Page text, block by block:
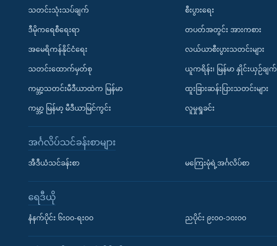
သတင်းသုံးသပ်ချက်
ဒီမိုကရေစီရေးရာ
အမေရိကန်နိုင်ငံရေး
သတင်းထောက်မှတ်စု
ကမ္ဘာ့သတင်းမီဒီယာထဲက မြန်မာ
ကမ္ဘာ့ မြန်မာ့ မီဒီယာမြင်ကွင်း
စီးပွားရေး
တပတ်အတွင်း အားကစား
လယ်ယာစီးပွားသတင်းများ
ယူကရိန်း၊ မြန်မာ နှိုင်းယှဉ်ချက်
ထူးခြားဆန်းပြားသတင်းများ
လူမှုရှုခင်း
အင်္ဂလိပ်သင်ခန်းစာများ
အီဒီယံသင်ခန်းစာ မကြေးမုံရဲ့အင်္ဂလိပ်စာ
ရေဒီယို
နံနက်ပိုင်း ၆း၀၀-ရး၀၀ ညပိုင်း ၉း၀၀-၁၀း၀၀